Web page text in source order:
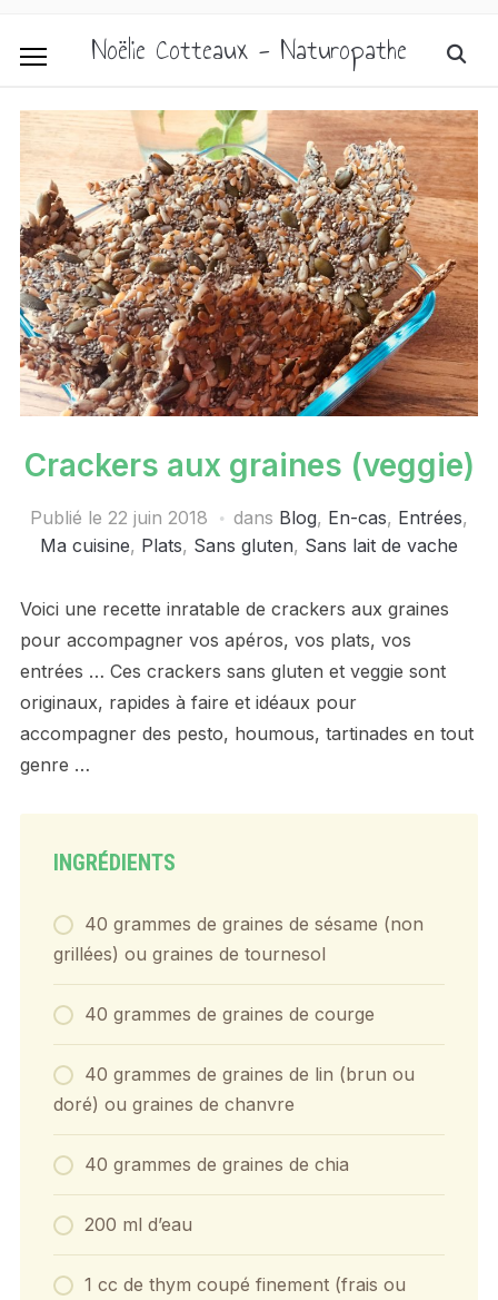
Noëlie Cotteaux - Naturopathe
Crackers aux graines (veggie)
Publié le 22 juin 2018 dans Blog, En-cas, Entrées,
Ma cuisine, Plats, Sans gluten, Sans lait de vache
Voici une recette inratable de crackers aux graines
pour accompagner vos apéros, vos plats, vos
entrées … Ces crackers sans gluten et veggie sont
originaux, rapides à faire et idéaux pour
accompagner des pesto, houmous, tartinades en tout
genre …
INGRÉDIENTS
40 grammes de graines de sésame (non
grillées) ou graines de tournesol
40 grammes de graines de courge
40 grammes de graines de lin (brun ou
doré) ou graines de chanvre
40 grammes de graines de chia
200 ml d’eau
1 cc de thym coupé finement (frais ou